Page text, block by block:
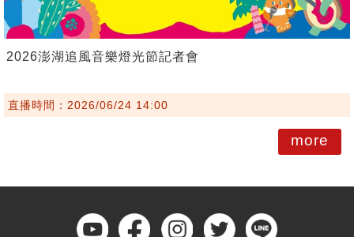
2026澎湖追風音樂燈光節記者會
直播時間：2026/06/24 14:00
more